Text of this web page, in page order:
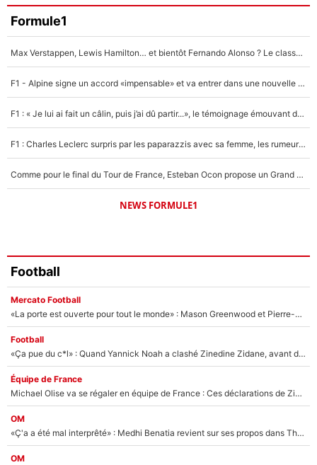
Faris Moumbagna
4%
Un autre joueur
5%
Formule1
Max Verstappen, Lewis Hamilton… et bientôt Fernando Alonso ? Le classement des pilotes les mieux payés en Formule 1 risque de changer !
F1 - Alpine signe un accord «impensable» et va entrer dans une nouvelle dimension : Grande nouvelle pour Pierre Gasly !
F1 : « Je lui ai fait un câlin, puis j’ai dû partir...», le témoignage émouvant de Max Verstappen sur sa fille
F1 : Charles Leclerc surpris par les paparazzis avec sa femme, les rumeurs étaient vraies !
Comme pour le final du Tour de France, Esteban Ocon propose un Grand Prix de Formule 1 à Paris : «Autour de l’Arc de Triomphe, ce serait génial» !
NEWS FORMULE1
Football
Mercato Football
«La porte est ouverte pour tout le monde» : Mason Greenwood et Pierre-Emerick Aubameyang ont quitté l'OM, Amine Gouiri balance sur la suite du mercato et sur la réaction du vestiaire !
Football
«Ça pue du c*l» : Quand Yannick Noah a clashé Zinedine Zidane, avant de se faire recadrer par le nouveau sélectionneur de l'équipe de France !
Équipe de France
Michael Olise va se régaler en équipe de France : Ces déclarations de Zinedine Zidane qui prouvent qu'il va tout miser sur la star du Bayern Munich !
OM
«Ç'a a été mal interprêté» : Medhi Benatia revient sur ses propos dans The Bridge et précise ses conditions pour rejoindre le PSG !
OM